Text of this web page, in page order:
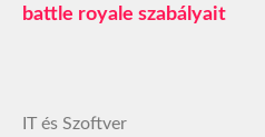
battle royale szabályait
IT és Szoftver